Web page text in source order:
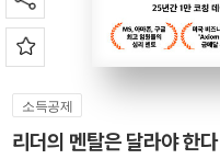
소득공제
리더의 멘탈은 달라야 한다